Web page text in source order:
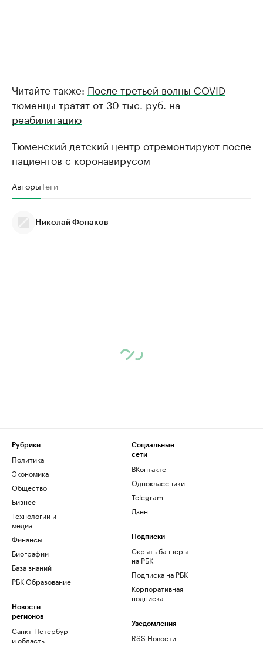
Читайте также: После третьей волны COVID
тюменцы тратят от 30 тыс. руб. на
реабилитацию
Тюменский детский центр отремонтируют после
пациентов с коронавирусом
АвторыТеги
Николай Фонаков
Рубрики
Политика
Экономика
Общество
Бизнес
Технологии и
медиа
Финансы
Биографии
База знаний
РБК Образование
Новости
регионов
Санкт-Петербург
и область
Социальные
сети
ВКонтакте
Одноклассники
Telegram
Дзен
Подписки
Скрыть баннеры
на РБК
Подписка на РБК
Корпоративная
подписка
Уведомления
RSS Новости